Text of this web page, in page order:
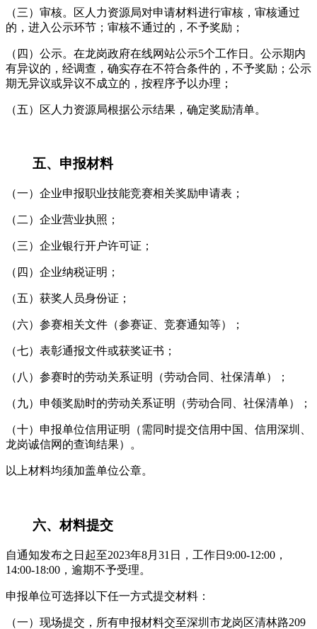
（三）审核。区人力资源局对申请材料进行审核，审核通过
的，进入公示环节；审核不通过的，不予奖励；
（四）公示。在龙岗政府在线网站公示5个工作日。公示期内
有异议的，经调查，确实存在不符合条件的，不予奖励；公示
期无异议或异议不成立的，按程序予以办理；
（五）区人力资源局根据公示结果，确定奖励清单。
五、申报材料
（一）企业申报职业技能竞赛相关奖励申请表；
（二）企业营业执照；
（三）企业银行开户许可证；
（四）企业纳税证明；
（五）获奖人员身份证；
（六）参赛相关文件（参赛证、竞赛通知等）；
（七）表彰通报文件或获奖证书；
（八）参赛时的劳动关系证明（劳动合同、社保清单）；
（九）申领奖励时的劳动关系证明（劳动合同、社保清单）；
（十）申报单位信用证明（需同时提交信用中国、信用深圳、
龙岗诚信网的查询结果）。
以上材料均须加盖单位公章。
六、材料提交
自通知发布之日起至2023年8月31日，工作日9:00-12:00，
14:00-18:00，逾期不予受理。
申报单位可选择以下任一方式提交材料：
（一）现场提交，所有申报材料交至深圳市龙岗区清林路209